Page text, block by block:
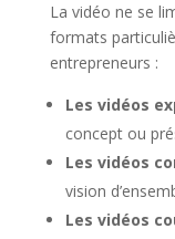
La vidéo ne se
formats
entrepreneurs :
Les vidéos
concept ou
Les vidéos
vision
Les vidéos